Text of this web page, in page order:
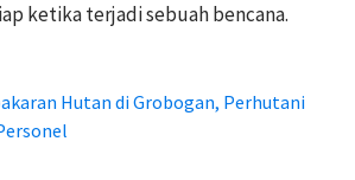
ketika terjadi sebuah bencana.
Hutan di Grobogan, Perhutani